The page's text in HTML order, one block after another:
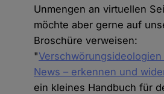
Unmengen an virtuellen
möchte aber gerne auf
Broschüre verweisen:
"Verschwörungsideologien
News – erkennen und
ein kleines Handbuch für